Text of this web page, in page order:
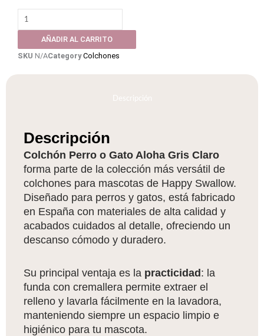
Aloha
Gris
-
regalo
cantidad
AÑADIR AL CARRITO
SKU N/ACategory Colchones
Descripción
Descripción
Colchón Perro o Gato Aloha Gris Claro
forma parte de la colección más versátil de
colchones para mascotas de Happy Swallow.
Diseñado para perros y gatos, está fabricado
en España con materiales de alta calidad y
acabados cuidados al detalle, ofreciendo un
descanso cómodo y duradero.
Su principal ventaja es la practicidad: la
funda con cremallera permite extraer el
relleno y lavarla fácilmente en la lavadora,
manteniendo siempre un espacio limpio e
higiénico para tu mascota.